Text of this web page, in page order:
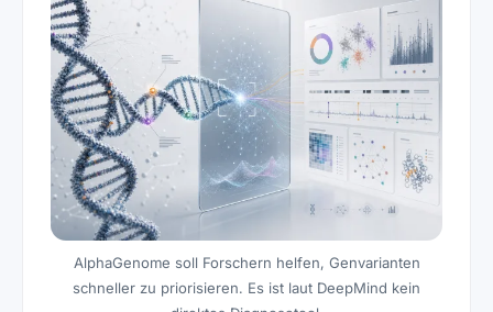
AlphaGenome soll Forschern helfen, Genvarianten
schneller zu priorisieren. Es ist laut DeepMind kein